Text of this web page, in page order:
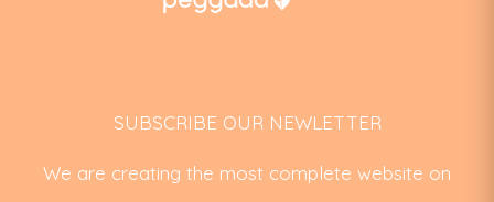
SUBSCRIBE OUR NEWLETTER
We are creating the most complete website on